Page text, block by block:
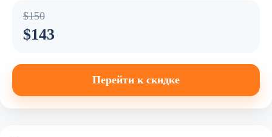
$150
$143
Перейти к скидке